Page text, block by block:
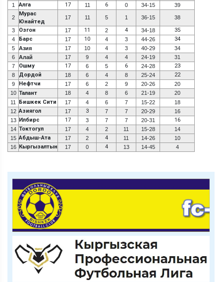
1 Алга 17 11 6 0 34-15 39
2
Мурас
Юнайтед
17 11 5 1 36-15 38
3 Озгон 17 11 2 4 34-18 35
4 Барс 17 10 4 3 44-26 34
5 Азия 17 10 4 3 40-29
34
6
Алай 17 9 4 4 24-19
31
7
Ошму 17 6 5 6 24-28 23
8 Дордой 18 6 4 8 25-24 22
9 Нефтчи 17 6 2 9 20-26
20
10 Талант 18 4 8 6 21-19
20
11
Бишкек Сити 17 4 6 7 15-22
18
12 Азиягол 17 3 7 7 20-29
16
13 Илбирс 17 3 7 7 20-31 16
14 Токтогул 17 4 2 11 15-28
14
15 Абдыш-Ата 17 2 4 11 14-26
10
16 Кыргызалтын 17 0 4 13 14-45 4